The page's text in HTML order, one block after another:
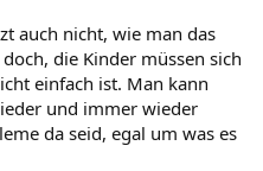
auch nicht, wie man das
die Kinder müssen sich
einfach ist. Man kann
und immer wieder
da seid, egal um was es